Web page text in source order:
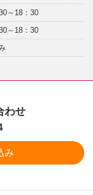
～18：30
～18：30
わせ
み